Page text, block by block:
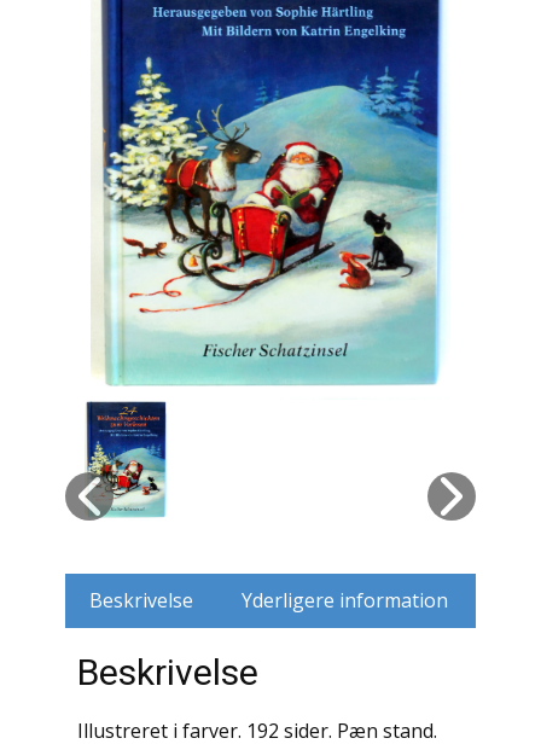
Fantasy / Sciencefiction
Filosofi
Håndarbejde
Håndværk
Historie
Hobby
Hus / Have
Husdyr
Krige / Slag
Beskrivelse Yderligere information
Beskrivelse
Illustreret i farver. 192 sider. Pæn stand.